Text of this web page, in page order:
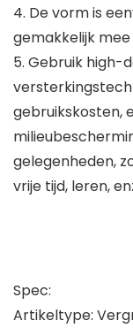
4. De vorm is
gemakkelijk
5. Gebruik high-
gebruikskosten,
gelegenheden,
vrije tijd, leren,
Spec:
Artikeltype: